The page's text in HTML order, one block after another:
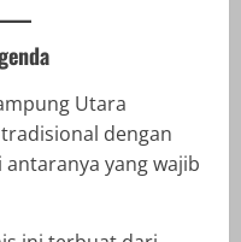
Utara
dengan
yang wajib